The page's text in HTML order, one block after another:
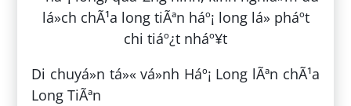
Di chuyá»n tá»« vá»nh Háº¡ Long lÃªn chÃ¹a
Long TiÃªn